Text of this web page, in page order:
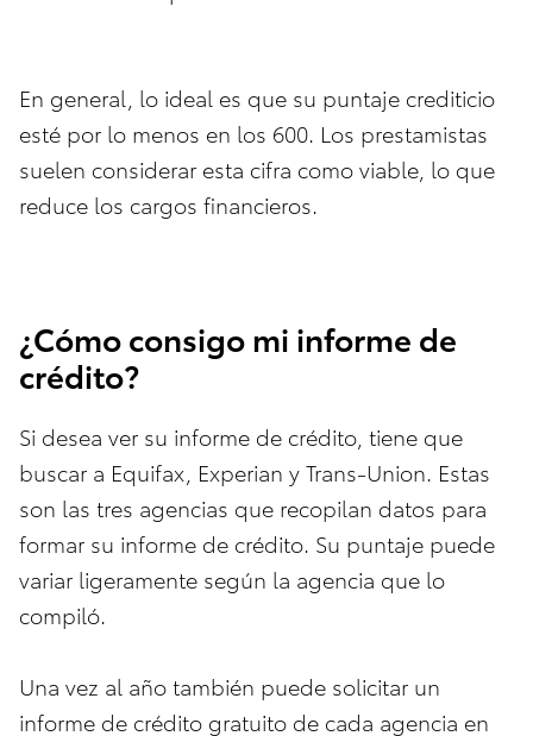
En general, lo ideal es que su puntaje crediticio
esté por lo menos en los 600. Los prestamistas
suelen considerar esta cifra como viable, lo que
reduce los cargos financieros.
¿Cómo consigo mi informe de
crédito?
Si desea ver su informe de crédito, tiene que
buscar a Equifax, Experian y Trans-Union. Estas
son las tres agencias que recopilan datos para
formar su informe de crédito. Su puntaje puede
variar ligeramente según la agencia que lo
compiló.
Una vez al año también puede solicitar un
informe de crédito gratuito de cada agencia en